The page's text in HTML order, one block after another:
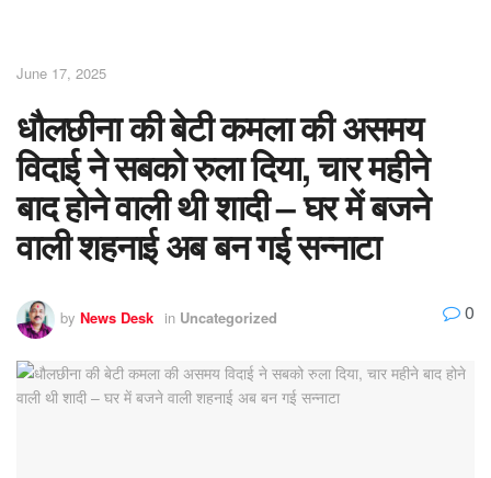
June 17, 2025
धौलछीना की बेटी कमला की असमय
विदाई ने सबको रुला दिया, चार महीने
बाद होने वाली थी शादी – घर में बजने
वाली शहनाई अब बन गई सन्नाटा
by News Desk in Uncategorized 0